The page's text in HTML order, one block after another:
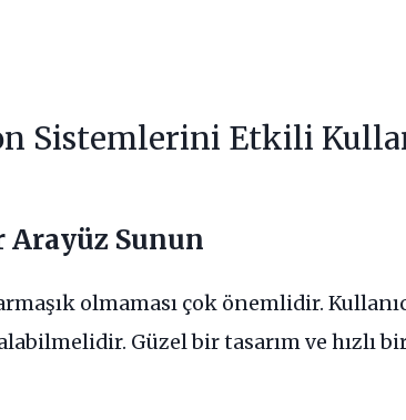
Sistemlerini Etkili
Arayüz Sunun
olmaması çok önemlidir.
Güzel bir tasarım ve hızlı